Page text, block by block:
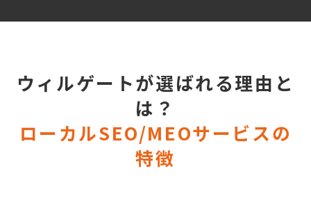
ウィルゲートが選ばれる理由と
は？
ローカルSEO/MEOサービスの
特徴